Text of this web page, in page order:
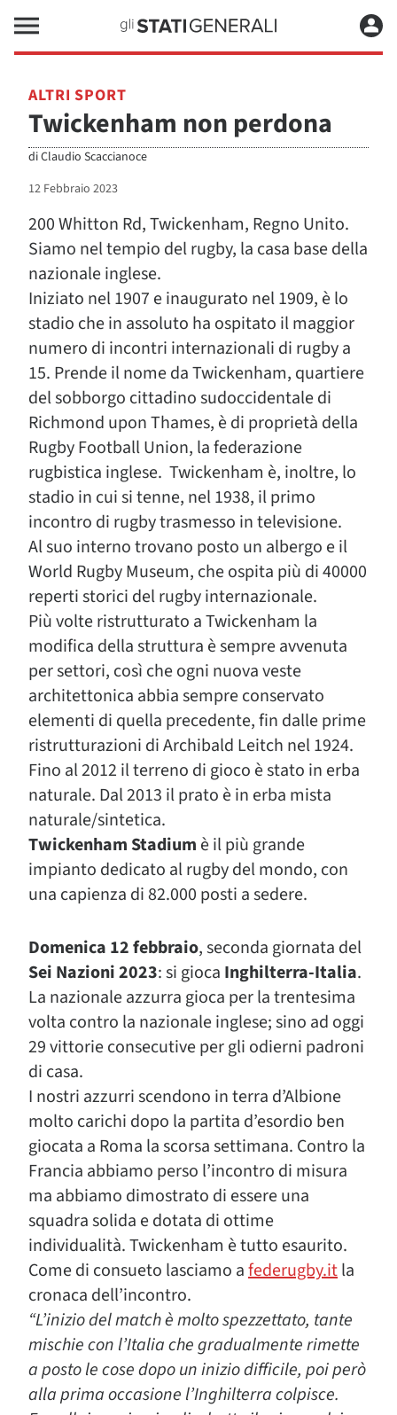
ALTRI SPORT
Twickenham non perdona
diClaudio Scaccianoce
12 Febbraio 2023
200 Whitton Rd, Twickenham, Regno Unito.
Siamo nel tempio del rugby, la casa base della
nazionale inglese.
Iniziato nel 1907 e inaugurato nel 1909, è lo
stadio che in assoluto ha ospitato il maggior
numero di incontri internazionali di rugby a
15. Prende il nome da Twickenham, quartiere
del sobborgo cittadino sudoccidentale di
Richmond upon Thames, è di proprietà della
Rugby Football Union, la federazione
rugbistica inglese. Twickenham è, inoltre, lo
stadio in cui si tenne, nel 1938, il primo
incontro di rugby trasmesso in televisione.
Al suo interno trovano posto un albergo e il
World Rugby Museum, che ospita più di 40000
reperti storici del rugby internazionale.
Più volte ristrutturato a Twickenham la
modifica della struttura è sempre avvenuta
per settori, così che ogni nuova veste
architettonica abbia sempre conservato
elementi di quella precedente, fin dalle prime
ristrutturazioni di Archibald Leitch nel 1924.
Fino al 2012 il terreno di gioco è stato in erba
naturale. Dal 2013 il prato è in erba mista
naturale/sintetica.
Twickenham Stadium è il più grande
impianto dedicato al rugby del mondo, con
una capienza di 82.000 posti a sedere.
Domenica 12 febbraio, seconda giornata del
Sei Nazioni 2023: si gioca Inghilterra-Italia.
La nazionale azzurra gioca per la trentesima
volta contro la nazionale inglese; sino ad oggi
29 vittorie consecutive per gli odierni padroni
di casa.
I nostri azzurri scendono in terra d’Albione
molto carichi dopo la partita d’esordio ben
giocata a Roma la scorsa settimana. Contro la
Francia abbiamo perso l’incontro di misura
ma abbiamo dimostrato di essere una
squadra solida e dotata di ottime
individualità. Twickenham è tutto esaurito.
Come di consueto lasciamo afederugby.itla
cronaca dell’incontro.
“L’inizio del match è molto spezzettato, tante
mischie con l’Italia che gradualmente rimette
a posto le cose dopo un inizio difficile, poi però
alla prima occasione l’Inghilterra colpisce.